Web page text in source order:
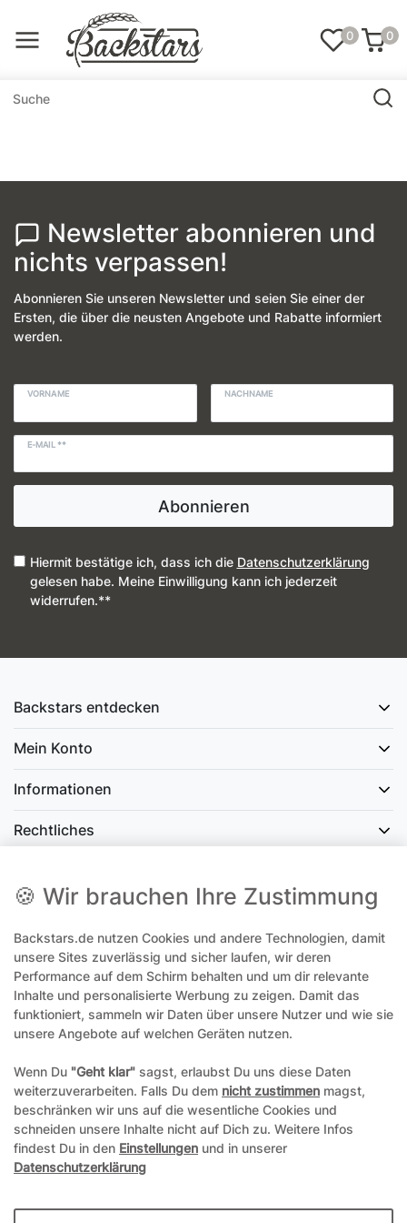
0 0
Newsletter abonnieren und
nichts verpassen!
Abonnieren Sie unseren Newsletter und seien Sie einer der
Ersten, die über die neusten Angebote und Rabatte informiert
werden.
VORNAME NACHNAME
E-MAIL **
Abonnieren
Hiermit bestätige ich, dass ich die Daten­schutz­erklärung
gelesen habe. Meine Einwilligung kann ich jederzeit
widerrufen.**
Backstars entdecken
Mein Konto
Informationen
Rechtliches
office@backstars.de
Wir antworten Ihnen schnellstmöglich. An Sonn- und Feiertagen kann
es evtl. zu Verzögerungen kommen.
07306 306239¹
Freitags am besten zwischen 8-12 Uhr
¹Telefonieren zum üblichen Ortstarif. Verbindugsgebühren für Anrufe
aus dem Mobilfunknetz können ggf. abweichen.
*Alle Preise inkl. gesetzl. Mehrwertsteuer und ggf. zzgl.
🍪 Wir brauchen Ihre Zustimmung
Backstars.de nutzen Cookies und andere Technologien, damit
unsere Sites zuverlässig und sicher laufen, wir deren
Performance auf dem Schirm behalten und um dir relevante
Inhalte und personalisierte Werbung zu zeigen. Damit das
funktioniert, sammeln wir Daten über unsere Nutzer und wie sie
unsere Angebote auf welchen Geräten nutzen.
Wenn Du "Geht klar" sagst, erlaubst Du uns diese Daten
weiterzuverarbeiten. Falls Du dem nicht zustimmen magst,
beschränken wir uns auf die wesentliche Cookies und
schneiden unsere Inhalte nicht auf Dich zu. Weitere Infos
findest Du in den Einstellungen und in unserer
Datenschutzerklärung